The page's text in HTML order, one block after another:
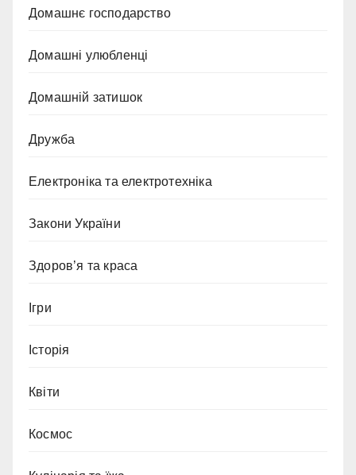
Домашнє господарство
Домашні улюбленці
Домашній затишок
Дружба
Електроніка та електротехніка
Закони України
Здоров’я та краса
Ігри
Історія
Квіти
Космос